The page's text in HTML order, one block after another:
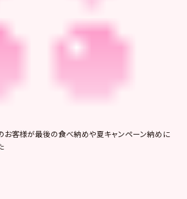
のお客様が最後の食べ納めや夏キャンペーン納めに